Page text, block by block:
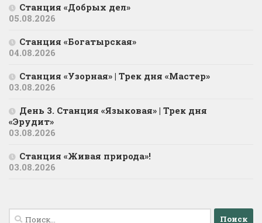
Станция «Добрых дел»
05.08.2026
Станция «Богатырская»
04.08.2026
Станция «Узорная» | Трек дня «Мастер»
03.08.2026
День 3. Станция «Языковая» | Трек дня
«Эрудит»
03.08.2026
Станция «Живая природа»!
03.08.2026
Найти: